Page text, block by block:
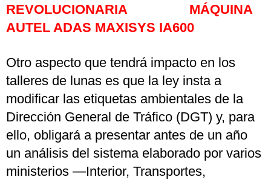
REVOLUCIONARIA MÁQUINA
AUTEL ADAS MAXISYS IA600
Otro aspecto que tendrá impacto en los
talleres de lunas es que la ley insta a
modificar las etiquetas ambientales de la
Dirección General de Tráfico (DGT) y, para
ello, obligará a presentar antes de un año
un análisis del sistema elaborado por varios
ministerios —Interior, Transportes,